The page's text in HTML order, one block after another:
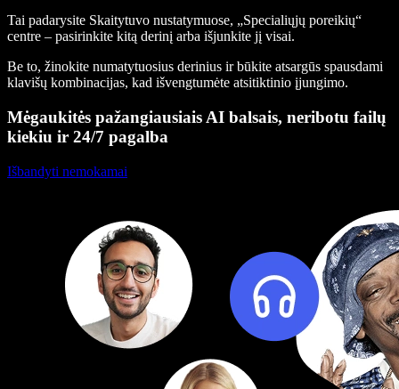
Tai padarysite Skaitytuvo nustatymuose, „Specialiųjų poreikių“
centre – pasirinkite kitą derinį arba išjunkite jį visai.
Be to, žinokite numatytuosius derinius ir būkite atsargūs spausdami
klavišų kombinacijas, kad išvengtumėte atsitiktinio įjungimo.
Mėgaukitės pažangiausiais AI balsais, neribotu failų
kiekiu ir 24/7 pagalba
Išbandyti nemokamai